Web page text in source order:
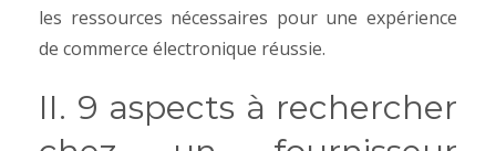
les ressources nécessaires pour une expérience
de commerce électronique réussie.
II. 9 aspects à rechercher